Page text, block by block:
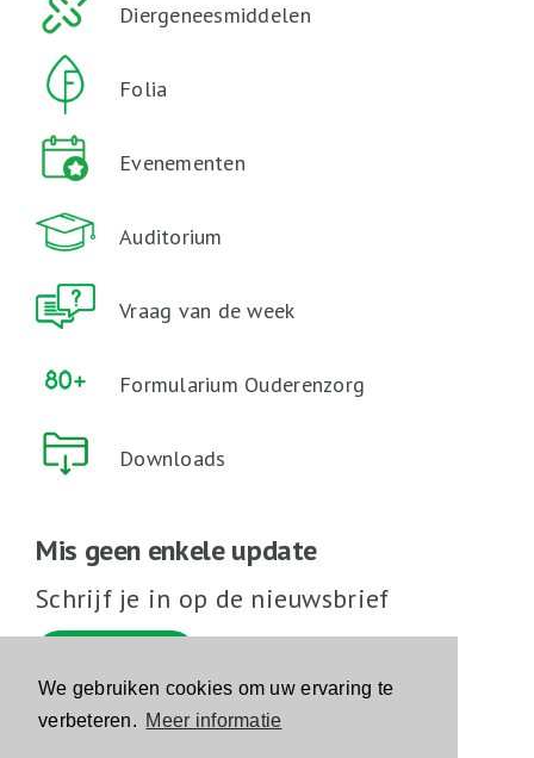
We gebruiken cookies om uw ervaring te
verbeteren. Meer informatie
Diergeneesmiddelen
Folia
Evenementen
Auditorium
Vraag van de week
Formularium Ouderenzorg
Downloads
Mis geen enkele update
Schrijf je in op de nieuwsbrief
Volg ons op sociale media